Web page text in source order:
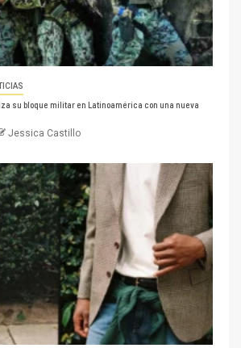
su bloque militar en Latinoamérica con una nueva
Jessica Castillo